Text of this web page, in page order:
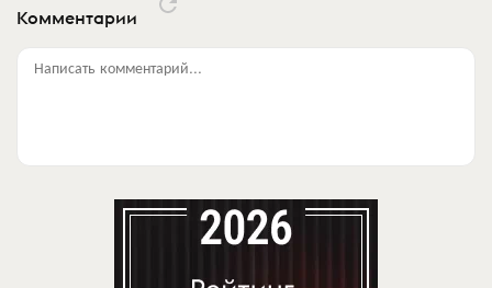
Комментарии
Написать комментарий...